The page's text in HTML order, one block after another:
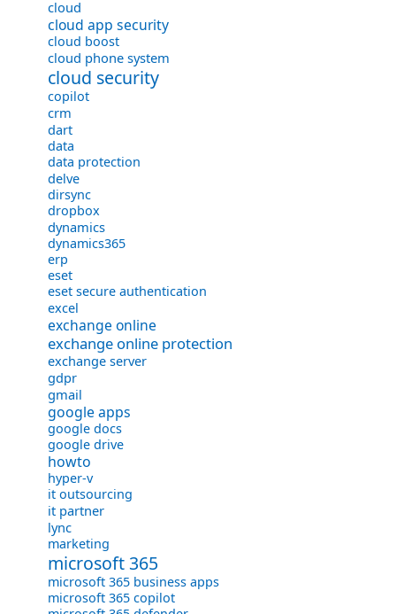
cloud
cloud app security
cloud boost
cloud phone system
cloud security
copilot
crm
dart
data
data protection
delve
dirsync
dropbox
dynamics
dynamics365
erp
eset
eset secure authentication
excel
exchange online
exchange online protection
exchange server
gdpr
gmail
google apps
google docs
google drive
howto
hyper-v
it outsourcing
it partner
lync
marketing
microsoft 365
microsoft 365 business apps
microsoft 365 copilot